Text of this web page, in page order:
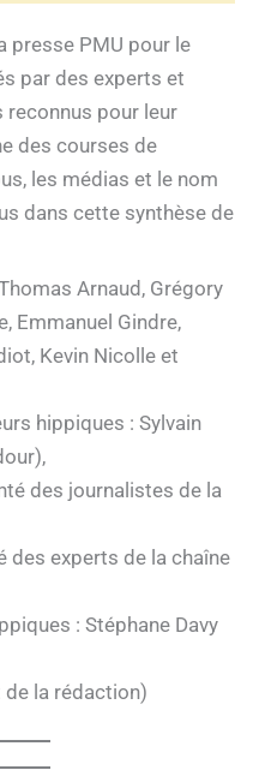
presse PMU pour le
par des experts et
pour leur
des courses de
les médias et le nom
dans cette synthèse de
Arnaud, Grégory
Emmanuel Gindre,
Kevin Nicolle et
hippiques : Sylvain
des journalistes de la
des experts de la chaîne
: Stéphane Davy
la rédaction)